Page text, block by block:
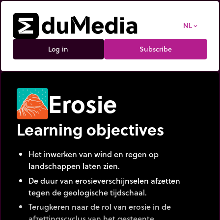
NL expand_more
Log in Subscribe
Erosie
Learning objectives
Het inwerken van wind en regen op
landschappen laten zien.
De duur van erosieverschijnselen afzetten
tegen de geologische tijdschaal.
Terugkeren naar de rol van erosie in de